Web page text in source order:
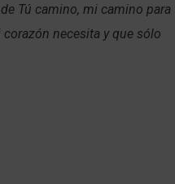
Tú camino, mi camino para
necesita y que sólo